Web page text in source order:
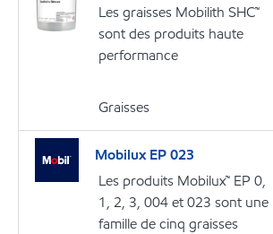
Les graisses Mobilith SHC™
sont des produits haute
performance
Graisses
Mobilux EP 023
Les produits Mobilux™ EP 0,
1, 2, 3, 004 et 023 sont une
famille de cinq graisses